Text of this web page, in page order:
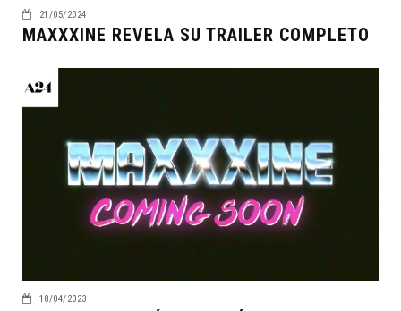
21/05/2024
MAXXXINE REVELA SU TRAILER COMPLETO
18/04/2023